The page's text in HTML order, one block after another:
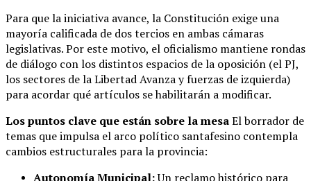
Para que la iniciativa avance, la Constitución exige una
mayoría calificada de dos tercios en ambas cámaras
legislativas. Por este motivo, el oficialismo mantiene rondas
de diálogo con los distintos espacios de la oposición (el PJ,
los sectores de la Libertad Avanza y fuerzas de izquierda)
para acordar qué artículos se habilitarán a modificar.
Los puntos clave que están sobre la mesaEl borrador de
temas que impulsa el arco político santafesino contempla
cambios estructurales para la provincia:
Autonomía Municipal:Un reclamo histórico para